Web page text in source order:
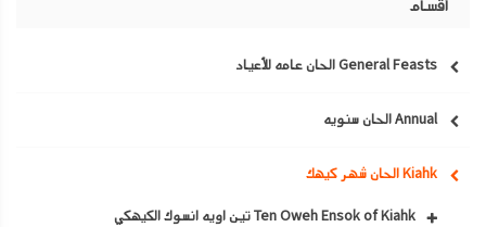
أقسام
General Feasts الحان عامه للأعياد
Annual الحان سنويه
Kiahk الحان شهر كيهك
Ten Oweh Ensok of Kiahk تين اويه انسوك الكيهكي